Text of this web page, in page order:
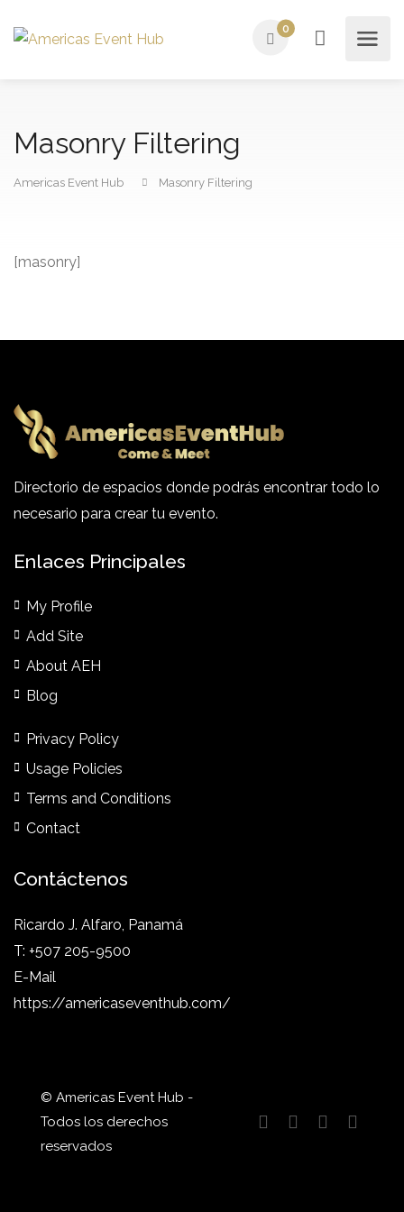
0
Masonry Filtering
Americas Event Hub Masonry Filtering
[masonry]
Directorio de espacios donde podrás encontrar todo lo
necesario para crear tu evento.
Enlaces Principales
My Profile
Add Site
About AEH
Blog
Privacy Policy
Usage Policies
Terms and Conditions
Contact
Contáctenos
Ricardo J. Alfaro, Panamá
T: +507 205-9500
E-Mail
https://americaseventhub.com/
© Americas Event Hub -
Todos los derechos
reservados